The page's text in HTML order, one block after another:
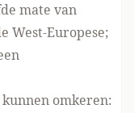
mate van
West-Europese;
omkeren: